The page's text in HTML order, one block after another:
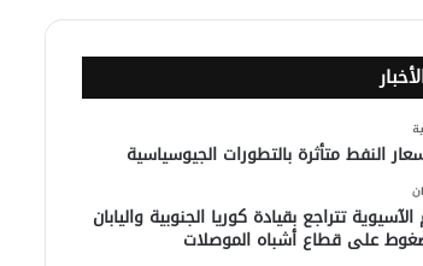
النفط متأثرة بالتطورات الجيوسياسية
تتراجع بقيادة كوريا الجنوبية واليابان
على قطاع أشباه الموصلات